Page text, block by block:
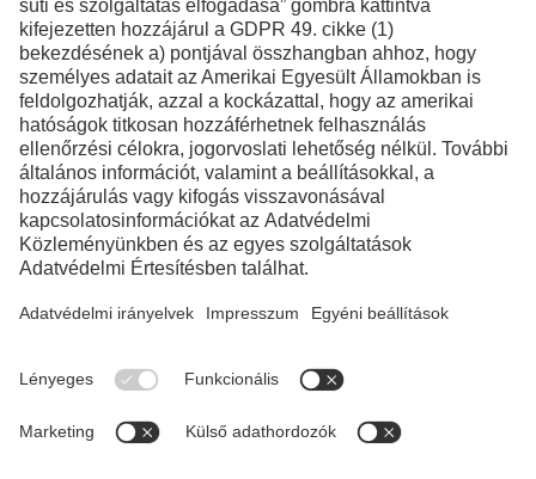
Facebook
Instagram
LinkedIn